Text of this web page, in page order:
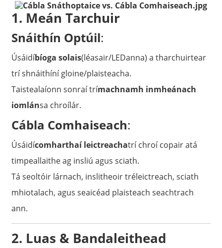
1. Meán Tarchuir
Snáithín Optúil:
Úsáidíbíoga solais(léasair/LEDanna) a tharchuirtear
trí shnáithíní gloine/plaisteacha.
Taistealaíonn sonraí trímachnamh inmheánach
iomlánsa chroílár.
Cábla Comhaiseach:
Úsáidícomharthaí leictreachatrí chroí copair atá
timpeallaithe ag insliú agus sciath.
Tá seoltóir lárnach, inslitheoir tréleictreach, sciath
mhiotalach, agus seaicéad plaisteach seachtrach
ann.
2. Luas & Bandaleithead